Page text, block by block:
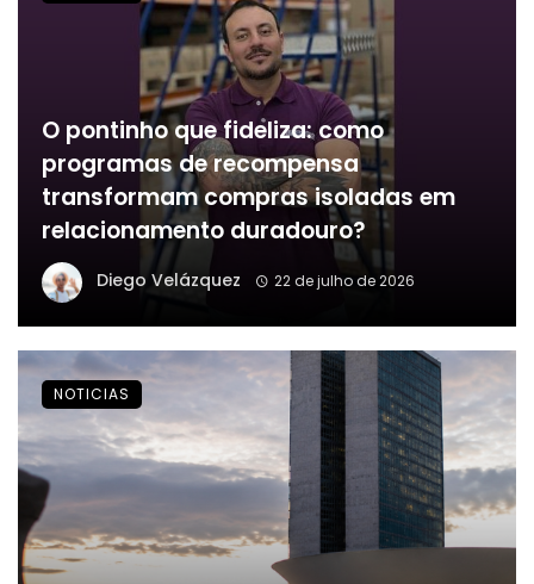
O pontinho que fideliza: como
programas de recompensa
transformam compras isoladas em
relacionamento duradouro?
Diego Velázquez 22 de julho de 2026
NOTICIAS